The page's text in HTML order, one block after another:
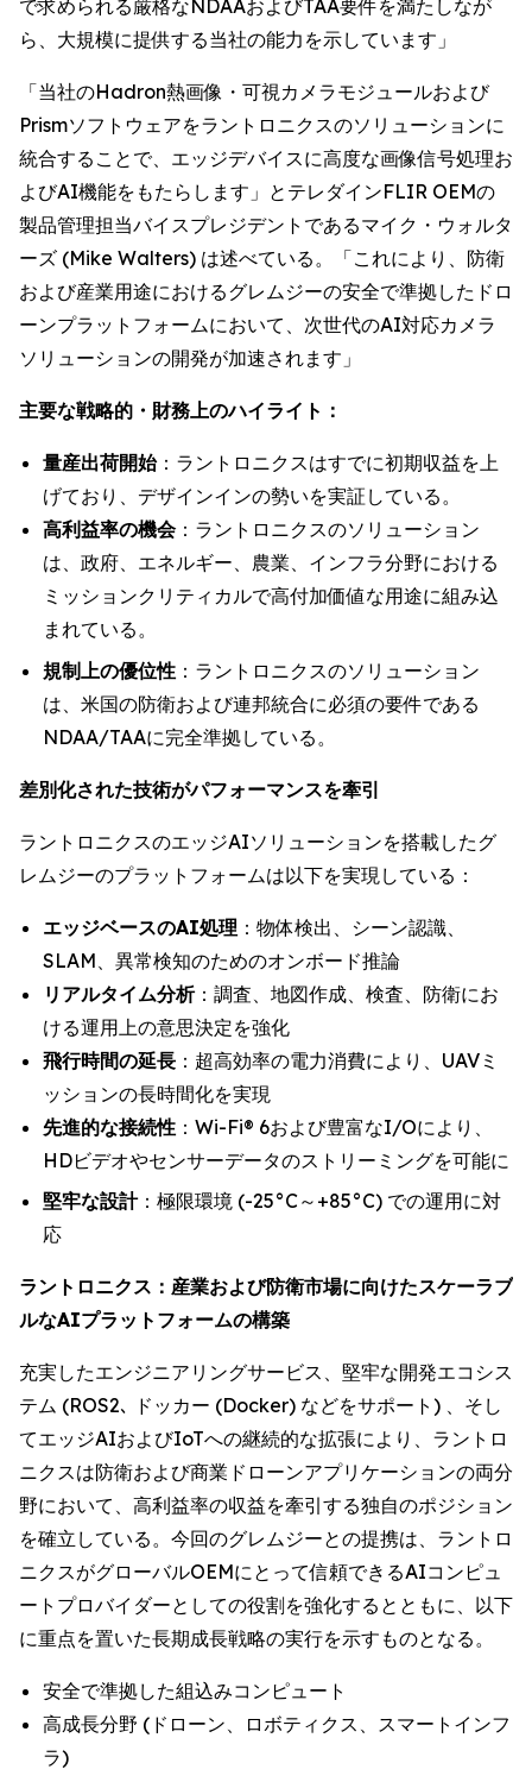
で求められる厳格なNDAAおよびTAA要件を満たしなが
ら、大規模に提供する当社の能力を示しています」
「当社のHadron熱画像・可視カメラモジュールおよび
Prismソフトウェアをラントロニクスのソリューションに
統合することで、エッジデバイスに高度な画像信号処理お
よびAI機能をもたらします」とテレダインFLIR OEMの
製品管理担当バイスプレジデントであるマイク・ウォルタ
ーズ (Mike Walters) は述べている。「これにより、防衛
および産業用途におけるグレムジーの安全で準拠したドロ
ーンプラットフォームにおいて、次世代のAI対応カメラ
ソリューションの開発が加速されます」
主要な戦略的・財務上のハイライト：
量産出荷開始：ラントロニクスはすでに初期収益を上
げており、デザインインの勢いを実証している。
高利益率の機会：ラントロニクスのソリューション
は、政府、エネルギー、農業、インフラ分野における
ミッションクリティカルで高付加価値な用途に組み込
まれている。
規制上の優位性 ：ラントロニクスのソリューション
は、米国の防衛および連邦統合に必須の要件である
NDAA/TAAに完全準拠している。
差別化された技術がパフォーマンスを牽引
ラントロニクスのエッジAIソリューションを搭載したグ
レムジーのプラットフォームは以下を実現している：
エッジベースのAI処理 ：物体検出、シーン認識、
SLAM、異常検知のためのオンボード推論
リアルタイム分析：調査、地図作成、検査、防衛にお
ける運用上の意思決定を強化
飛行時間の延長 ：超高効率の電力消費により、UAVミ
ッションの長時間化を実現
先進的な接続性 ：Wi-Fi® 6および豊富なI/Oにより、
HDビデオやセンサーデータのストリーミングを可能に
堅牢な設計：極限環境 (-25°C～+85°C) での運用に対
応
ラントロニクス：産業および防衛市場に向けたスケーラブ
ルなAIプラットフォームの構築
充実したエンジニアリングサービス、堅牢な開発エコシス
テム (ROS2､ ドッカー (Docker) などをサポート) 、そし
てエッジAIおよびIoTへの継続的な拡張により、ラントロ
ニクスは防衛および商業ドローンアプリケーションの両分
野において、高利益率の収益を牽引する独自のポジション
を確立している。今回のグレムジーとの提携は、ラントロ
ニクスがグローバルOEMにとって信頼できるAIコンピュ
ートプロバイダーとしての役割を強化するとともに、以下
に重点を置いた長期成長戦略の実行を示すものとなる。
安全で準拠した組込みコンピュート
高成長分野 (ドローン、ロボティクス、スマートインフ
ラ)